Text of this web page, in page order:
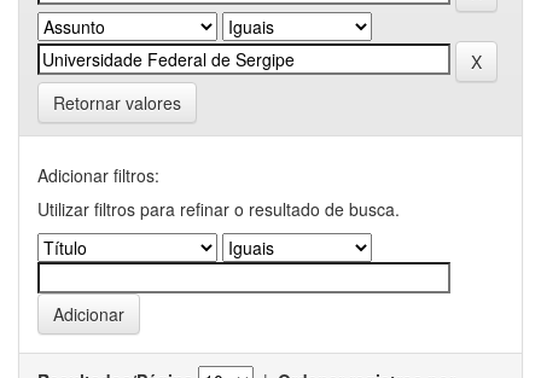
Retornar valores
Adicionar filtros:
Utilizar filtros para refinar o resultado de busca.